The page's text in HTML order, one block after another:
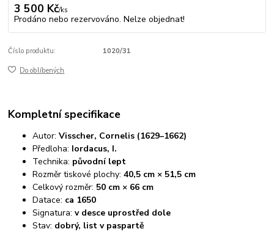
3 500 Kč/ks
Prodáno nebo rezervováno. Nelze objednat!
Číslo produktu: 1020/31
Do oblíbených
Kompletní specifikace
Autor:Visscher, Cornelis (1629–1662)
Předloha: Iordacus, I.
Technika: původní lept
Rozměr tiskové plochy:40,5 cm × 51,5 cm
Celkový rozměr: 50 cm × 66 cm
Datace: ca 1650
Signatura:v desce uprostřed dole
Stav: dobrý, list v paspartě